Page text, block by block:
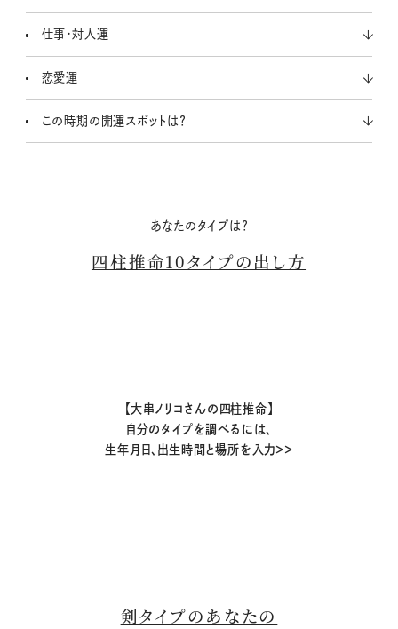
仕事・対人運
恋愛運
この時期の開運スポットは？
あなたのタイプは？
四柱推命10タイプの出し方
【大串ノリコさんの四柱推命】
自分のタイプを調べるには、
生年月日、出生時間と場所を入力＞＞
剣タイプのあなたの